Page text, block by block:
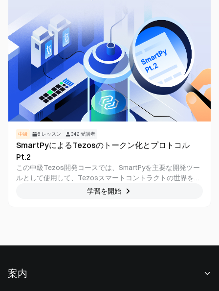
中級 6 レッスン 342 受講者
SmartPyによるTezosのトークン化とプロトコル
Pt.2
この中級Tezos開発コースでは、SmartPyを主要な開発ツー
ルとして使用して、Tezosスマートコントラクトの世界をよ
り深く掘り下げます。 私たちは、完全に機能するFA1.2ファ
学習を開始
案内